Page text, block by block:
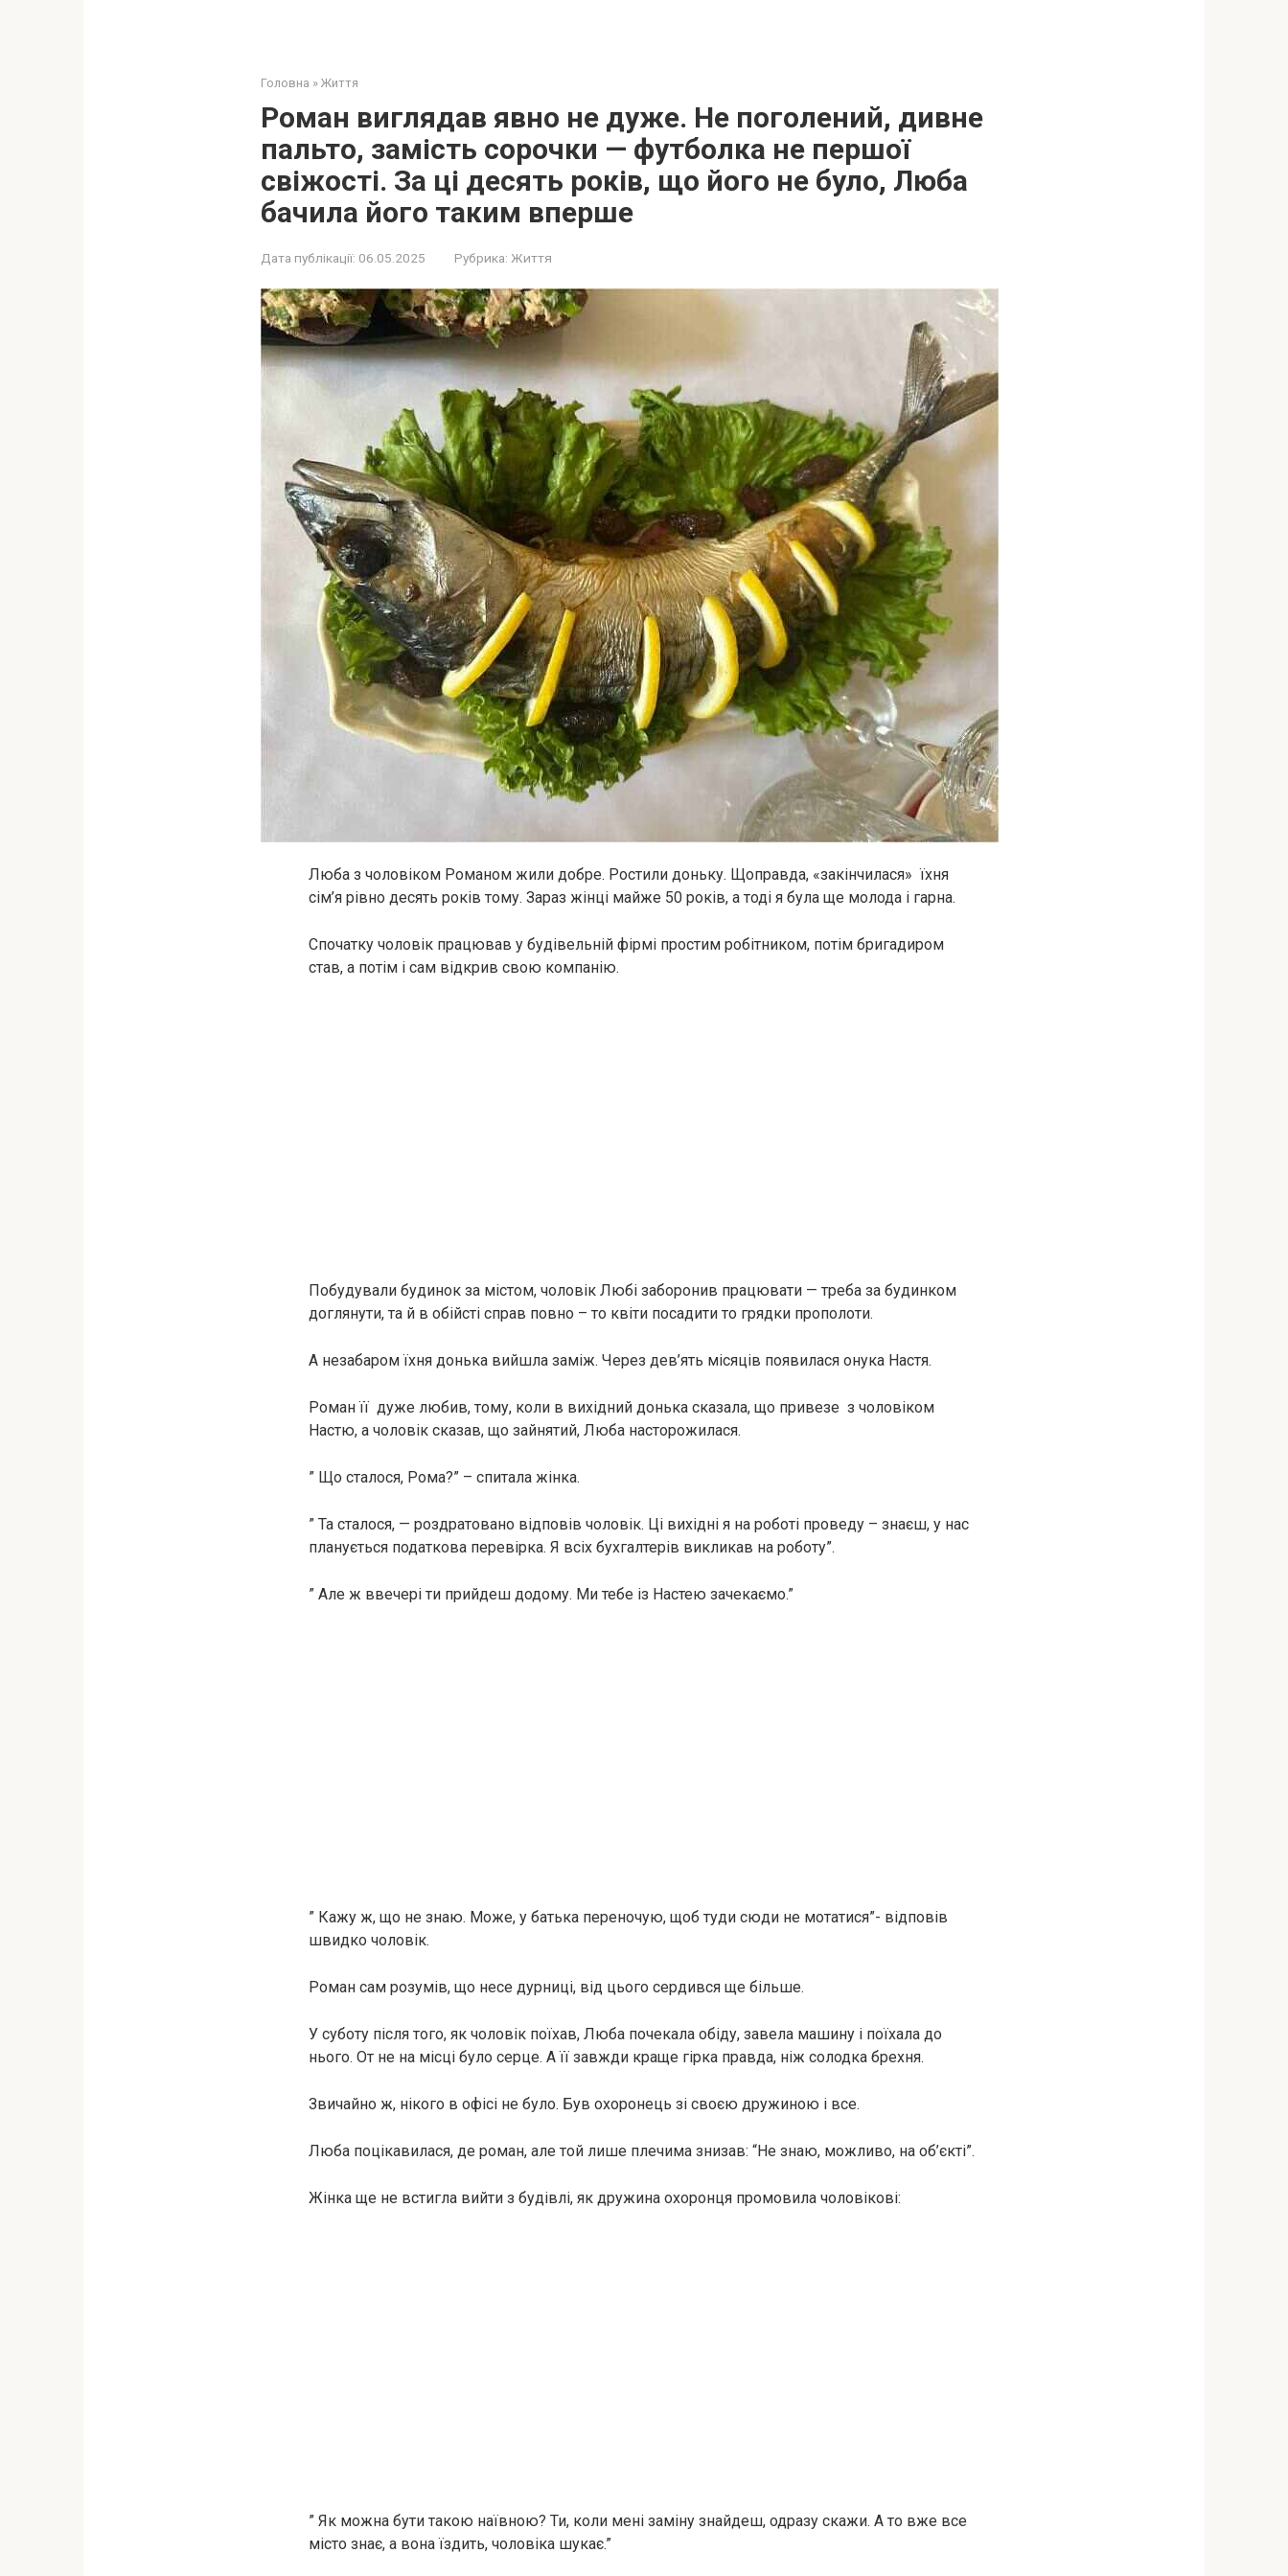
Головна » Життя
Роман виглядав явно не дуже. Не поголений, дивне
пальто, замість сорочки — футболка не першої
свіжості. За ці десять років, що його не було, Люба
бачила його таким вперше
Дата публікації: 06.05.2025 Рубрика: Життя
Люба з чоловіком Романом жили добре. Ростили доньку. Щоправда, «закінчилася» їхня
сім’я рівно десять років тому. Зараз жінці майже 50 років, а тоді я була ще молода і гарна.
Спочатку чоловік працював у будівельній фірмі простим робітником, потім бригадиром
став, а потім і сам відкрив свою компанію.
Побудували будинок за містом, чоловік Любі заборонив працювати — треба за будинком
доглянути, та й в обійсті справ повно – то квіти посадити то грядки прополоти.
А незабаром їхня донька вийшла заміж. Через дев’ять місяців появилася онука Настя.
Роман її дуже любив, тому, коли в вихідний донька сказала, що привезе з чоловіком
Настю, а чоловік сказав, що зайнятий, Люба насторожилася.
” Що сталося, Рома?” – спитала жінка.
” Та сталося, — роздратовано відповів чоловік. Ці вихідні я на роботі проведу – знаєш, у нас
планується податкова перевірка. Я всіх бухгалтерів викликав на роботу”.
” Але ж ввечері ти прийдеш додому. Ми тебе із Настею зачекаємо.”
” Кажу ж, що не знаю. Може, у батька переночую, щоб туди сюди не мотатися”- відповів
швидко чоловік.
Роман сам розумів, що несе дурниці, від цього сердився ще більше.
У суботу після того, як чоловік поїхав, Люба почекала обіду, завела машину і поїхала до
нього. От не на місці було серце. А її завжди краще гірка правда, ніж солодка брехня.
Звичайно ж, нікого в офісі не було. Був охоронець зі своєю дружиною і все.
Люба поцікавилася, де роман, але той лише плечима знизав: “Не знаю, можливо, на об’єкті”.
Жінка ще не встигла вийти з будівлі, як дружина охоронця промовила чоловікові:
” Як можна бути такою наївною? Ти, коли мені заміну знайдеш, одразу скажи. А то вже все
місто знає, а вона їздить, чоловіка шукає.”